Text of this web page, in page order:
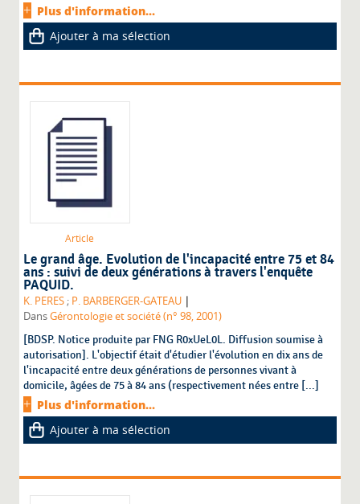
Plus d'information...
Ajouter à ma sélection
Article
Le grand âge. Evolution de l'incapacité entre 75 et 84
ans : suivi de deux générations à travers l'enquête
PAQUID.
K. PERES ; P. BARBERGER-GATEAU |
DansGérontologie et société (n° 98, 2001)
[BDSP. Notice produite par FNG R0xUeL0L. Diffusion soumise à
autorisation]. L'objectif était d'étudier l'évolution en dix ans de
l'incapacité entre deux générations de personnes vivant à
domicile, âgées de 75 à 84 ans (respectivement nées entre [...]
Plus d'information...
Ajouter à ma sélection